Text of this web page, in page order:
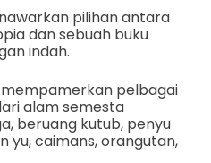
pilihan antara
dan sebuah buku
indah.
pelbagai
alam semesta
beruang kutub, penyu
yu, caimans, orangutan,